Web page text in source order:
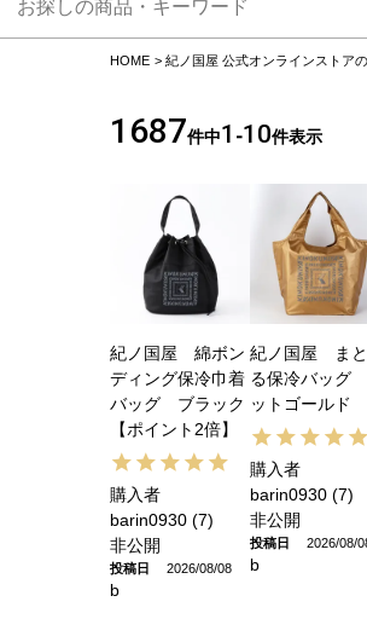
HOME 紀ノ国屋 公式オンラインストア
1687件中1 -10件表示
紀ノ国屋 綿ボン
ディング保冷巾着
バッグ ブラック
【ポイント2倍】
購入者
barin0930 7
非公開
投稿日 2026/08/08
b
紀ノ国屋 まと
る保冷バッグ
ットゴールド
購入者
barin0930 7
非公開
投稿日 2026/08/
b